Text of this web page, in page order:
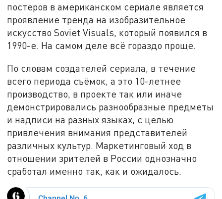
постеров в американском сериале является
проявление тренда на изобразительное
искусство Soviet Visuals, который появился в
1990-е. На самом деле всё гораздо проще.
По словам создателей сериала, в течение
всего периода съёмок, а это 10-летнее
производство, в проекте так или иначе
демонстрировались разнообразные предметы
и надписи на разных языках, с целью
привлечения внимания представителей
различных культур. Маркетинговый ход в
отношении зрителей в России однозначно
сработал именно так, как и ожидалось.